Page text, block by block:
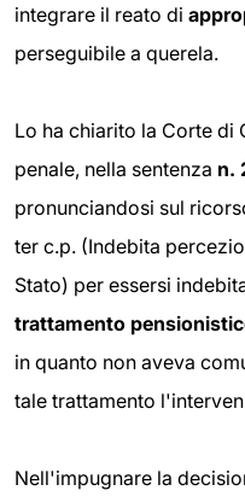
integrare il reato di
perseguibile a querela.
Lo ha chiarito la Corte di
penale, nella sentenza n.
pronunciandosi sul
ter c.p. (Indebita
Stato) per essersi
trattamento
in quanto non aveva
tale trattamento
Nell'impugnare la